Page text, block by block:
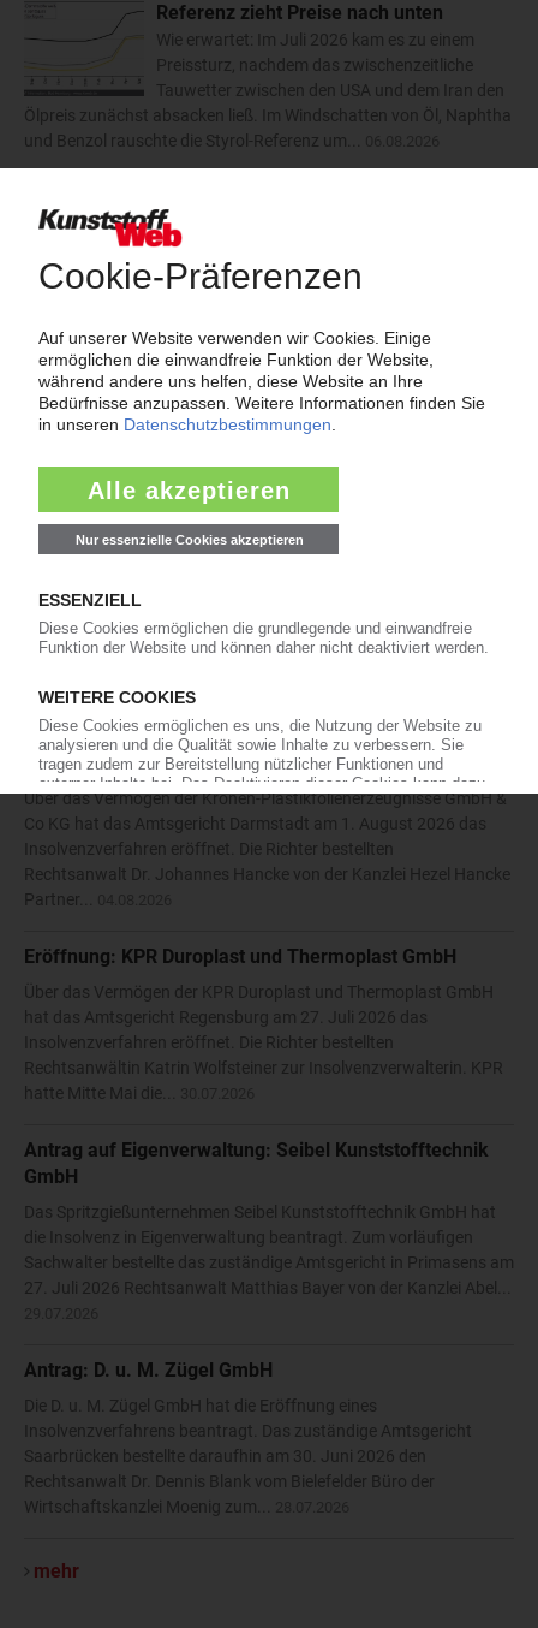
Referenz zieht Preise nach unten
Wie erwartet: Im Juli 2026 kam es zu einem
Preissturz, nachdem das zwischenzeitliche
Tauwetter zwischen den USA und dem Iran den
Ölpreis zunächst absacken ließ. Im Windschatten von Öl, Naphtha
und Benzol rauschte die Styrol-Referenz um...
Trinseo: Deutliche Preiserhöhungen für
Polystyrol, ABS und SAN
Der Kunststoffkonzern Trinseo hat im August
2026 dreistellige Aufschläge für
PS-HI will das Unternehmen die Preise um 170 EUR/t anheben.
ABS soll um 110 EUR/t teurer werden und SAN um...06.08.2026
mehr
Insolvenzen
Antrag: Karl Hess GmbH & Co KG
Insolvenzverfahrens beantragt. Das Amtsgericht Siegen bestellte
daraufhin am 27. Juli 2026 den Rechtsanwalt Nikolaos
Antoniadis vom Solinger Büro der Kanzlei Anure zum
Eröffnung: Kronen-Plastikfolienerzeugnisse GmbH & Co
KG
Über das Vermögen der Kronen-Plastikfolienerzeugnisse GmbH &
Co KG hat das Amtsgericht Darmstadt am 1. August 2026 das
Insolvenzverfahren eröffnet. Die Richter bestellten
Rechtsanwalt Dr. Johannes Hancke von der Kanzlei Hezel Hancke
Partner...
Eröffnung: KPR Duroplast und Thermoplast GmbH
Über das Vermögen der KPR Duroplast und Thermoplast GmbH
hat das Amtsgericht Regensburg am 27. Juli 2026 das
Insolvenzverfahren eröffnet. Die Richter bestellten
Rechtsanwältin Katrin Wolfsteiner zur Insolvenzverwalterin. KPR
hatte Mitte Mai die...
Antrag auf Eigenverwaltung: Seibel Kunststofftechnik
GmbH
Das Spritzgießunternehmen Seibel Kunststofftechnik GmbH hat
die Insolvenz in Eigenverwaltung beantragt. Zum vorläufigen
Sachwalter bestellte das zuständige Amtsgericht in Primasens am
27. Juli 2026 Rechtsanwalt Matthias Bayer von der Kanzlei Abel...
Antrag: D. u. M. Zügel GmbH
Die D. u. M. Zügel GmbH hat die Eröffnung eines
Insolvenzverfahrens beantragt. Das zuständige Amtsgericht
Saarbrücken bestellte daraufhin am 30. Juni 2026 den
Rechtsanwalt Dr. Dennis Blank vom Bielefelder Büro der
Wirtschaftskanzlei Moenig zum...
mehr